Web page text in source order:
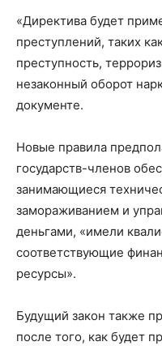
«Директива будет
преступлений, таких
преступность,
незаконный оборот
документе.
Новые правила
государств-членов
занимающиеся
замораживанием и
деньгами, «имели
соответствующие
ресурсы».
Будущий закон также
после того, как будет